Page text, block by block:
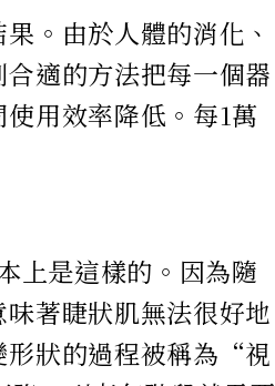
。由於人體的消化、
適的方法把每一個器
用效率降低。每1萬
上是這樣的。因為隨
著睫狀肌無法很好地
形狀的過程被稱為“視